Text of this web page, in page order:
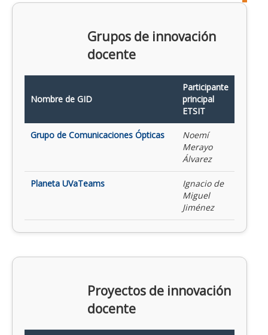
Grupos de innovación
docente
Nombre de GID
Participante
principal
ETSIT
Grupo de Comunicaciones Ópticas
Noemí
Merayo
Álvarez
Planeta UVaTeams
Ignacio de
Miguel
Jiménez
Proyectos de innovación
docente